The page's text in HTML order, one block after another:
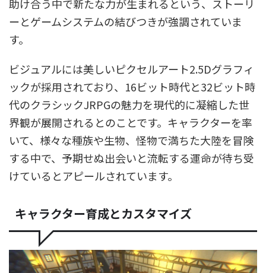
助け合う中で新たな力が生まれるという、ストーリ
ーとゲームシステムの結びつきが強調されていま
す。
ビジュアルには美しいピクセルアート2.5Dグラフィ
ックが採用されており、16ビット時代と32ビット時
代のクラシックJRPGの魅力を現代的に凝縮した世
界観が展開されるとのことです。キャラクターを率
いて、様々な種族や生物、怪物で満ちた大陸を冒険
する中で、予期せぬ出会いと流転する運命が待ち受
けているとアピールされています。
キャラクター育成とカスタマイズ